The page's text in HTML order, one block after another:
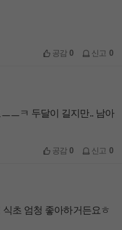
공감0 신고 0
ㅡㅋ 두달이 길지만.. 남아
공감0 신고 0
초 엄청 좋아하거든요ㅎ